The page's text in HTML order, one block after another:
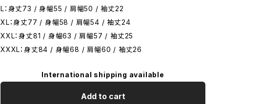
L：身丈73 / 身幅55 / 肩幅50 / 袖丈22
XL：身丈77 / 身幅58 / 肩幅54 / 袖丈24
XXL：身丈81 / 身幅63 / 肩幅57 / 袖丈25
XXXL：身丈84 / 身幅68 / 肩幅60 / 袖丈26
International shipping available
Add to cart